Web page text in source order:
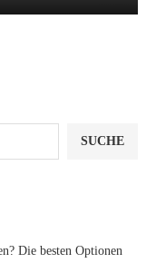
SUCHE
Die besten Optionen